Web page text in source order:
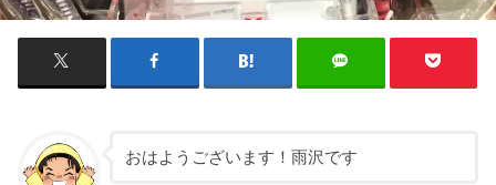
おはようございます！雨沢です